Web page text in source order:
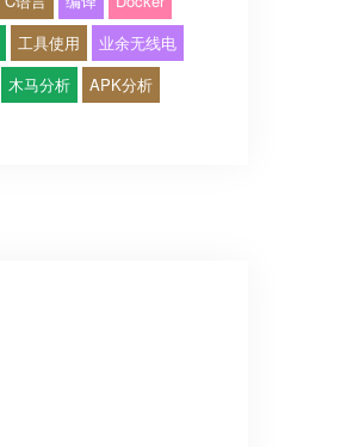
工具使用
业余无线电
木马分析 APK分析